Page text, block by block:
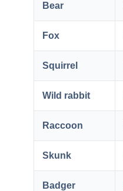
Bear
Fox
Squirrel
Wild rabbit
Raccoon
Skunk
Badger